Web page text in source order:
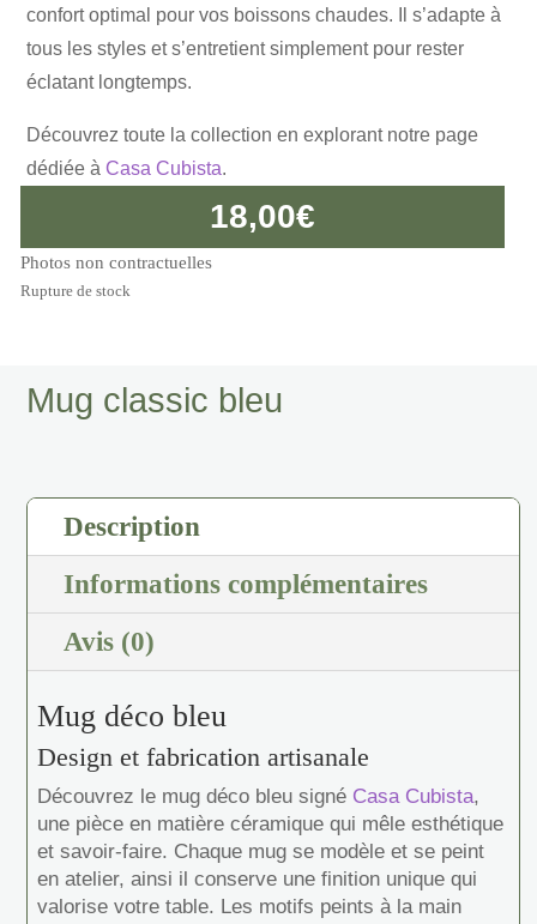
confort optimal pour vos boissons chaudes. Il s’adapte à
tous les styles et s’entretient simplement pour rester
éclatant longtemps.
Découvrez toute la collection en explorant notre page
dédiée àCasa Cubista.
18,00€
Photos non contractuelles
Rupture de stock
Mug classic bleu
Description
Informations complémentaires
Avis (0)
Mug déco bleu
Design et fabrication artisanale
Découvrez le mug déco bleu signé Casa Cubista,
une pièce en matière céramique qui mêle esthétique
et savoir-faire. Chaque mug se modèle et se peint
en atelier, ainsi il conserve une finition unique qui
valorise votre table. Les motifs peints à la main